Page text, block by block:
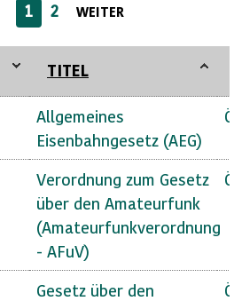
1 2 WEITER
TITEL
Allgemeines
Eisenbahngesetz (AEG)
Verordnung zum Gesetz
über den Amateurfunk
(Amateurfunkverordnung
- AFuV)
Gesetz über den